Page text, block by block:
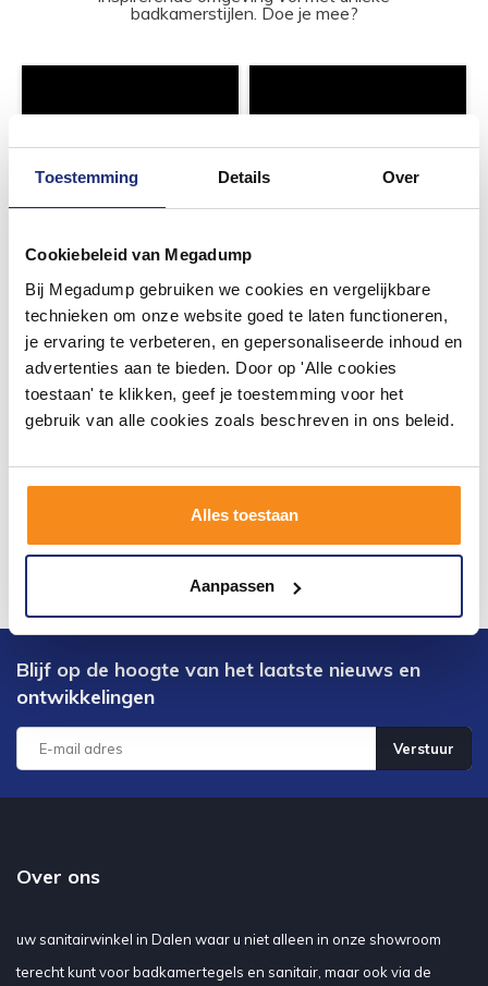
Toestemming Details Over
Cookiebeleid van Megadump
Bij Megadump gebruiken we cookies en vergelijkbare
technieken om onze website goed te laten functioneren,
je ervaring te verbeteren, en gepersonaliseerde inhoud en
advertenties aan te bieden. Door op 'Alle cookies
toestaan' te klikken, geef je toestemming voor het
gebruik van alle cookies zoals beschreven in ons beleid.
Alles toestaan
Aanpassen
badkamerstijlen. Doe je mee?
Blijf op de hoogte van het laatste nieuws en
ontwikkelingen
Verstuur
Over ons
uw sanitairwinkel in Dalen waar u niet alleen in onze showroom
terecht kunt voor badkamertegels en sanitair, maar ook via de